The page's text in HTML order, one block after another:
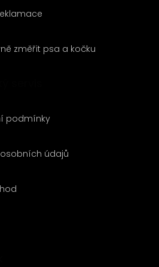
změřit psa a kočku
podmínky
údajů